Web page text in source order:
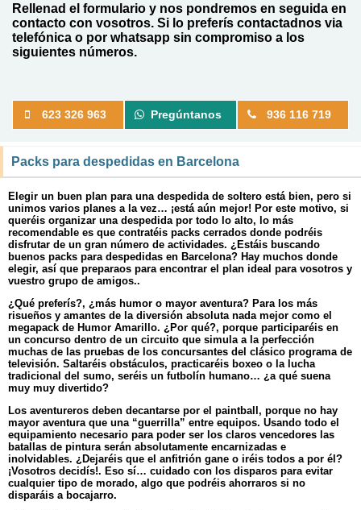
Rellenad el formulario y nos pondremos en seguida en
contacto con vosotros. Si lo preferís contactadnos via
telefónica o por whatsapp sin compromiso a los
siguientes números.
623 326 963 Pregúntanos 936 116 719
Packs para despedidas en Barcelona
Elegir un buen plan para una despedida de soltero está bien, pero si
unimos varios planes a la vez… ¡está aún mejor! Por este motivo, si
queréis organizar una despedida por todo lo alto, lo más
recomendable es que contratéis packs cerrados donde podréis
disfrutar de un gran número de actividades. ¿Estáis buscando
buenos packs para despedidas en Barcelona? Hay muchos donde
elegir, así que preparaos para encontrar el plan ideal para vosotros y
vuestro grupo de amigos..
¿Qué preferís?, ¿más humor o mayor aventura? Para los más
risueños y amantes de la diversión absoluta nada mejor como el
megapack de Humor Amarillo. ¿Por qué?, porque participaréis en
un concurso dentro de un circuito que simula a la perfección
muchas de las pruebas de los concursantes del clásico programa de
televisión. Saltaréis obstáculos, practicaréis boxeo o la lucha
tradicional del sumo, seréis un futbolín humano… ¿a qué suena
muy muy divertido?
Los aventureros deben decantarse por el paintball, porque no hay
mayor aventura que una “guerrilla” entre equipos. Usando todo el
equipamiento necesario para poder ser los claros vencedores las
batallas de pintura serán absolutamente encarnizadas e
inolvidables. ¿Dejaréis que el anfitrión gane o iréis todos a por él?
¡Vosotros decidís!. Eso sí… cuidado con los disparos para evitar
cualquier tipo de morado, algo que podréis ahorraros si no
disparáis a bocajarro.